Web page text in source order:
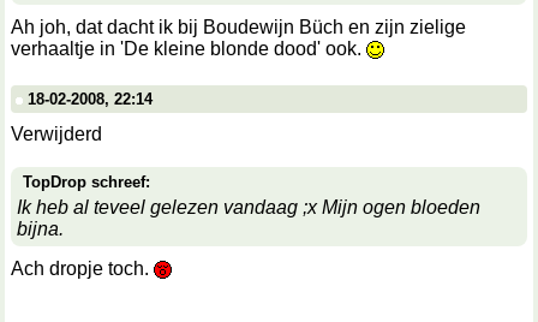
Ah joh, dat dacht ik bij Boudewijn Büch en zijn zielige
verhaaltje in 'De kleine blonde dood' ook.
18-02-2008, 22:14
Verwijderd
TopDrop schreef:
Ik heb al teveel gelezen vandaag ;x Mijn ogen bloeden
bijna.
Ach dropje toch.